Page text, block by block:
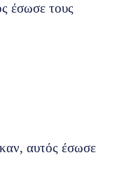
έσωσε τους
αυτός έσωσε